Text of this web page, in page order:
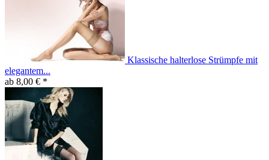
Klassische halterlose Strümpfe mit
elegantem...
ab 8,00 € *